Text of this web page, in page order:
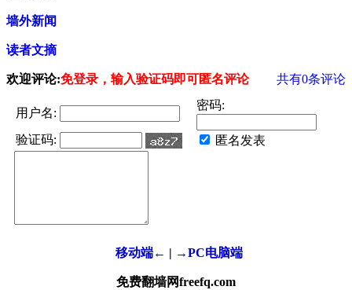
墙外新闻
读者文摘
欢迎评论:免登录，输入验证码即可匿名评论 共有0条评论
用户名:
密码:
验证码: 匿名发表
移动端← | →PC电脑端
免费翻墙网freefq.com